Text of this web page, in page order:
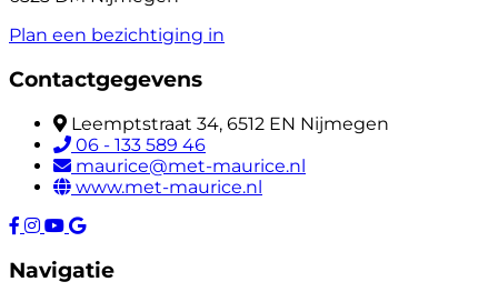
Plan een bezichtiging in
Contactgegevens
Leemptstraat 34, 6512 EN Nijmegen
06 - 133 589 46
maurice@met-maurice.nl
www.met-maurice.nl
Navigatie